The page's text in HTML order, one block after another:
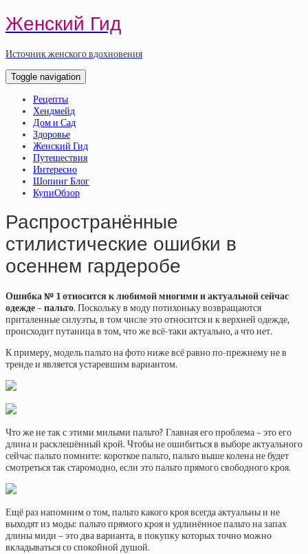
Женский Гид
Источник женского вдохновения
Toggle navigation
Рецепты
Хендмейд
Дом и Сад
Здоровье
Женский Гид
Путешествия
Интересно
Шопинг Блог
КупиОбзор
Распространённые
стилистические ошибки в
осеннем гардеробе
Ошибка № 1 относится к любимой многими и актуальной сейчас
одежде – пальто. Поскольку в моду потихоньку возвращаются
приталенные силуэты, в том числе это относится и к верхней одежде,
происходит путаница в том, что же всё-таки актуально, а что нет.
К примеру, модель пальто на фото ниже всё равно по-прежнему не в
тренде и является устаревшим вариантом.
Что же не так с этими милыми пальто? Главная его проблема – это его
длина и расклешённый крой. Чтобы не ошибиться в выборе актуального
сейчас пальто помните: короткое пальто, пальто выше колена не будет
смотреться так старомодно, если это пальто прямого свободного кроя.
Ещё раз напомним о том, пальто какого кроя всегда актуальны и не
выходят из моды: пальто прямого кроя и удлинённое пальто на запах
длины миди – это два варианта, в покупку которых точно можно
вкладываться со спокойной душой.